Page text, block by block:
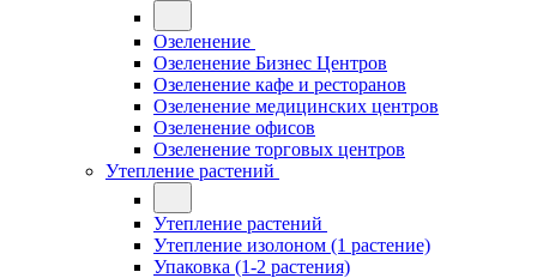
Озеленение
Озеленение Бизнес Центров
Озеленение кафе и ресторанов
Озеленение медицинских центров
Озеленение офисов
Озеленение торговых центров
Утепление растений
Утепление растений
Утепление изолоном (1 растение)
Упаковка (1-2 растения)